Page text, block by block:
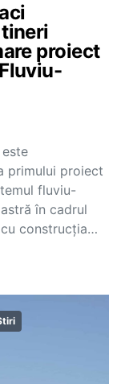
proiect
primului proiect
fluviu-
în cadrul
cu construcția…